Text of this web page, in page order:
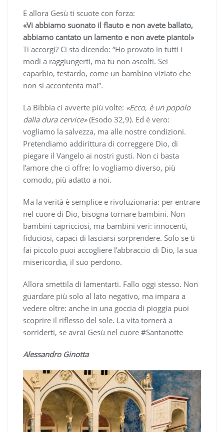
E allora Gesù ti scuote con forza:
«Vi abbiamo suonato il flauto e non avete ballato,
abbiamo cantato un lamento e non avete pianto!»
Ti accorgi? Ci sta dicendo: “Ho provato in tutti i
modi a raggiungerti, ma tu non ascolti. Sei
caparbio, testardo, come un bambino viziato che
non si accontenta mai”.
La Bibbia ci avverte più volte: «Ecco, è un popolo
dalla dura cervice»(Esodo 32,9). Ed è vero:
vogliamo la salvezza, ma alle nostre condizioni.
Pretendiamo addirittura di correggere Dio, di
piegare il Vangelo ai nostri gusti. Non ci basta
l’amore che ci offre: lo vogliamo diverso, più
comodo, più adatto a noi.
Ma la verità è semplice e rivoluzionaria: per entrare
nel cuore di Dio, bisogna tornare bambini. Non
bambini capricciosi, ma bambini veri: innocenti,
fiduciosi, capaci di lasciarsi sorprendere. Solo se ti
fai piccolo puoi accogliere l’abbraccio di Dio, la sua
misericordia, il suo perdono.
Allora smettila di lamentarti. Fallo oggi stesso. Non
guardare più solo al lato negativo, ma impara a
vedere oltre: anche in una goccia di pioggia puoi
scoprire il riflesso del sole. La vita tornerà a
sorriderti, se avrai Gesù nel cuore #Santanotte
Alessandro Ginotta